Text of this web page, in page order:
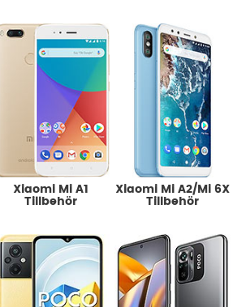
Xiaomi Mi A1
Tillbehör
Xiaomi Mi A2/Mi 6X
Tillbehör